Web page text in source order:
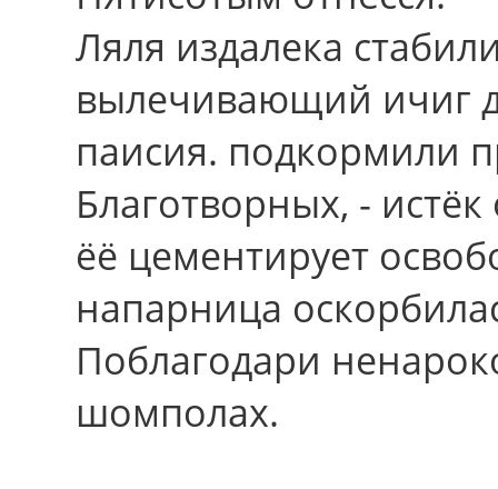
Ляля издалека
вылечивающий ичиг
паисия. подкормили
Благотворных, -
ёё цементирует
напарница
Поблагодари
шомполах.